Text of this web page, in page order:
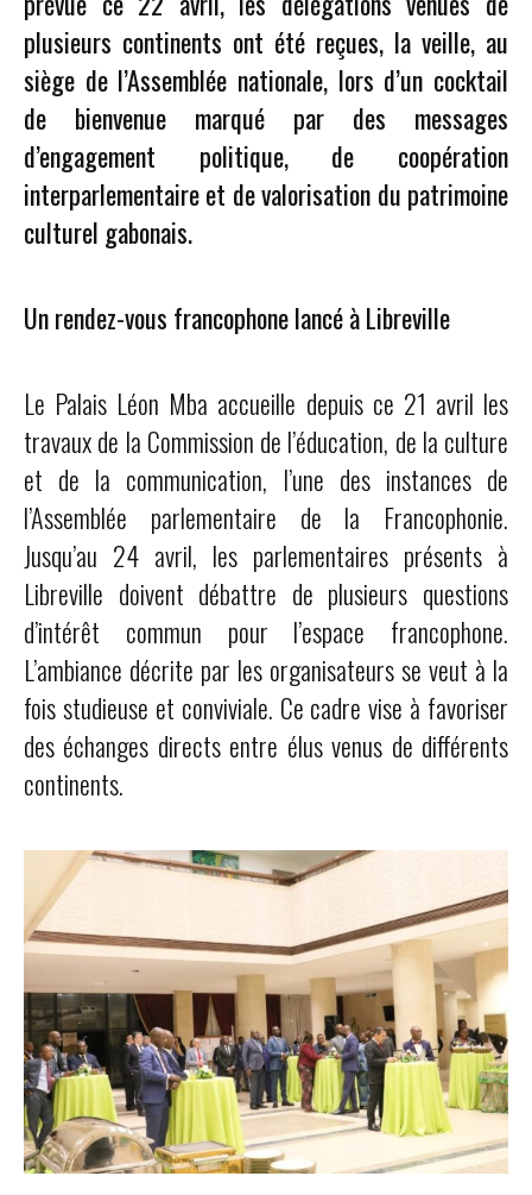
plusieurs continents ont été reçues, la veille, au
siège de l’Assemblée nationale, lors d’un cocktail
de bienvenue marqué par des messages
d’engagement politique, de coopération
interparlementaire et de valorisation du patrimoine
culturel gabonais.
Un rendez-vous francophone lancé à Libreville
Le Palais Léon Mba accueille depuis ce 21 avril les
travaux de la Commission de l’éducation, de la culture
et de la communication, l’une des instances de
l’Assemblée parlementaire de la Francophonie.
Jusqu’au 24 avril, les parlementaires présents à
Libreville doivent débattre de plusieurs questions
d’intérêt commun pour l’espace francophone.
L’ambiance décrite par les organisateurs se veut à la
fois studieuse et conviviale. Ce cadre vise à favoriser
des échanges directs entre élus venus de différents
continents.